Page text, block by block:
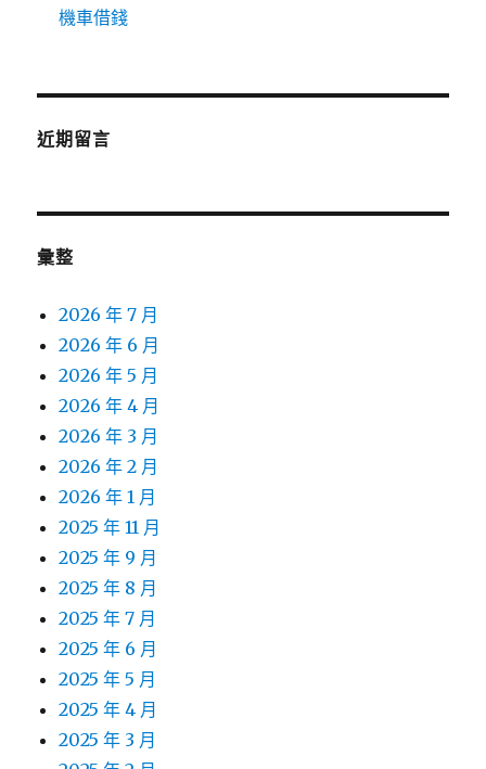
機車借錢
近期留言
彙整
2026 年 7 月
2026 年 6 月
2026 年 5 月
2026 年 4 月
2026 年 3 月
2026 年 2 月
2026 年 1 月
2025 年 11 月
2025 年 9 月
2025 年 8 月
2025 年 7 月
2025 年 6 月
2025 年 5 月
2025 年 4 月
2025 年 3 月